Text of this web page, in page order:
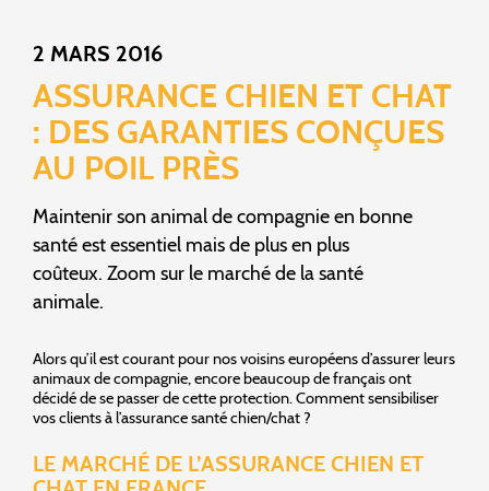
2 MARS 2016
ASSURANCE CHIEN ET CHAT
: DES GARANTIES CONÇUES
AU POIL PRÈS
Maintenir son animal de compagnie en bonne
santé est essentiel mais de plus en plus
coûteux. Zoom sur le marché de la santé
animale.
Alors qu’il est courant pour nos voisins européens d’assurer leurs
animaux de compagnie, encore beaucoup de français ont
décidé de se passer de cette protection. Comment sensibiliser
vos clients à l’assurance santé chien/chat ?
LE MARCHÉ DE L’ASSURANCE CHIEN ET